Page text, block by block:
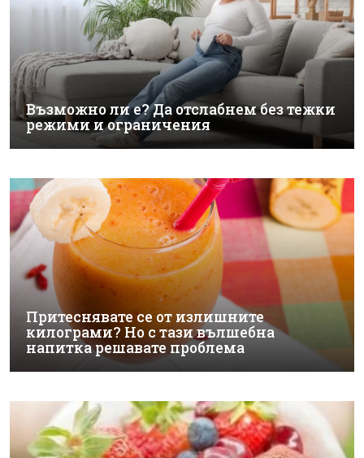
Възможно ли е? Да отслабнем без тежки
режими и ограничения
Притеснявате се от излишните
килограми? Но с тази вълшебна
напитка решавате проблема